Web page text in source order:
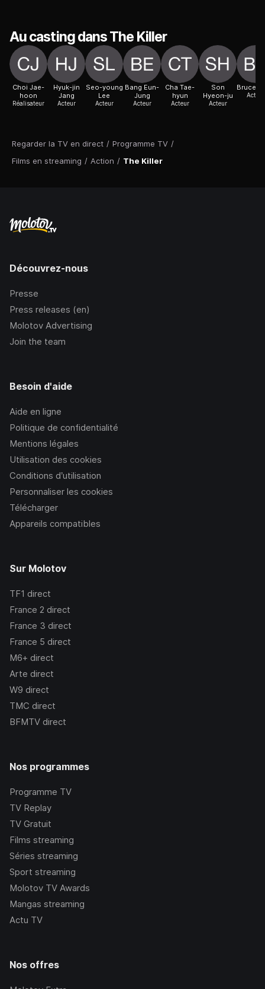
Regarder la TV en direct / Programme TV /
Films en streaming / Action / The Killer
Au casting dans The Killer
Choi Jae-
hoon
Réalisateur
Hyuk-jin
Jang
Acteur
Seo-young
Lee
Acteur
Bang Eun-
Jung
Acteur
Cha Tae-
hyun
Acteur
Son
Hyeon-ju
Acteur
Bruce
Acteur
Découvrez-nous
Presse
Press releases (en)
Molotov Advertising
Join the team
Besoin d'aide
Aide en ligne
Politique de confidentialité
Mentions légales
Utilisation des cookies
Conditions d’utilisation
Personnaliser les cookies
Télécharger
Appareils compatibles
Sur Molotov
TF1 direct
France 2 direct
France 3 direct
France 5 direct
M6+ direct
Arte direct
W9 direct
TMC direct
BFMTV direct
Nos programmes
Programme TV
TV Replay
TV Gratuit
Films streaming
Séries streaming
Sport streaming
Molotov TV Awards
Mangas streaming
Actu TV
Nos offres